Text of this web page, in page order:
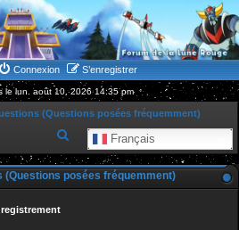
Connexion S’enregistrer
le lun. août 10, 2026 14:35 pm
(Questions posées fréquemment)
Français
e
c
(Questions posées fréquemment)